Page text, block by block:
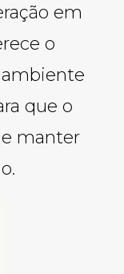
em
o
que o
manter